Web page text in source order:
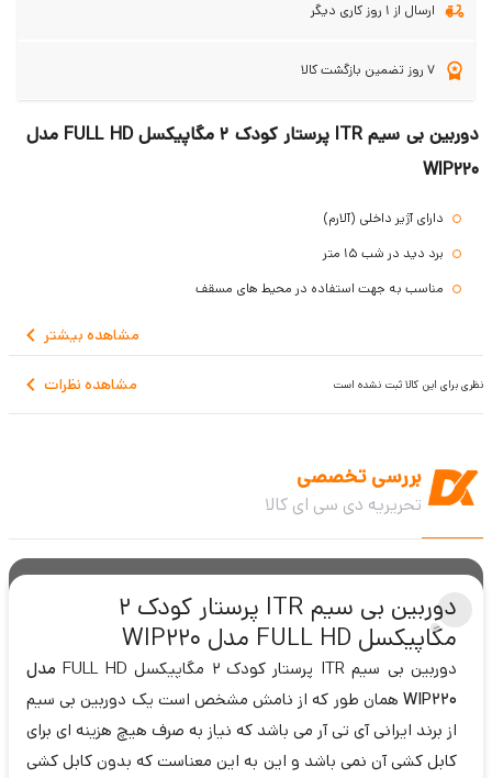
ارسال از 1 روز کاری دیگر
7 روز تضمین بازگشت کالا
دوربین بی سیم ITR پرستار کودک 2 مگاپیکسل FULL HD مدل
WIP220
دارای آژیر داخلی (آلارم)
برد دید در شب 15 متر
مناسب به جهت استفاده در محیط های مسقف
قابلیت تنظیم تاریخ و زمان
قابلیت تشخیص چهره و تعقیب سوژه
مشاهده بیشتر
مشاهده نظرات نظری برای این کالا ثبت نشده است
بررسی تخصصی
تحریریه دی سی ای کالا
دوربین بی سیم ITR پرستار کودک 2
مگاپیکسل FULL HD مدل WIP220
دوربین بی سیم ITR پرستار کودک 2 مگاپیکسل FULL HD
مدل
WIP220 همان طور که از نامش مشخص است یک دوربین بی سیم
از برند ایرانی آی تی آر می باشد که نیاز به صرف هیچ هزینه ای برای
کابل کشی آن نمی باشد و این به این معناست که بدون کابل کشی